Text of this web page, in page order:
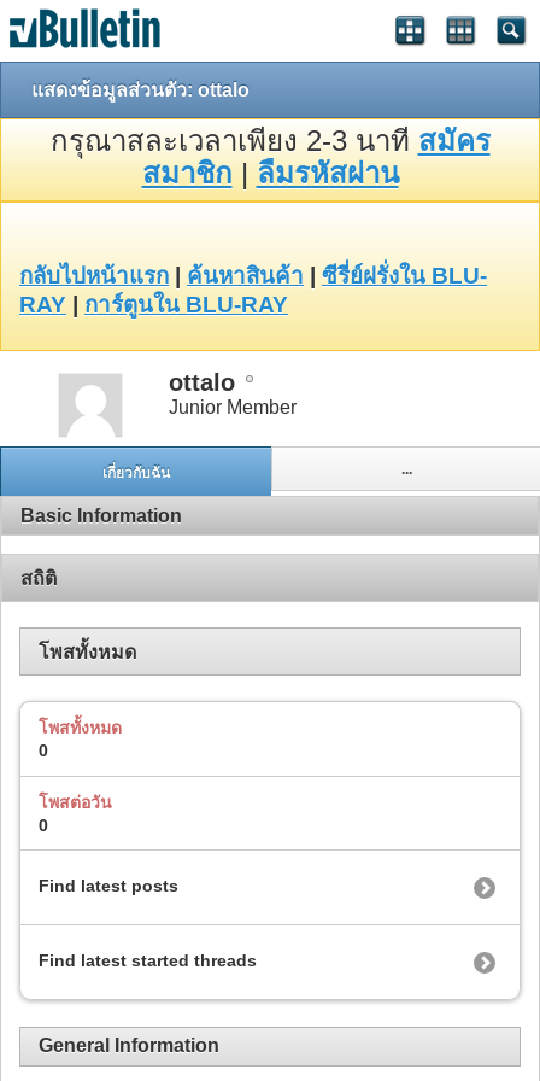
แสดงข้อมูลส่วนตัว: ottalo
กรุณาสละเวลาเพียง 2-3 นาที สมัคร
สมาชิก | ลืมรหัสผ่าน
กลับไปหน้าแรก ค้นหาสินค้า
ซีรี่ย์ฝรั่งใน BLU-
RAY
การ์ตูนใน BLU-RAY
ottalo
Junior Member
เกี่ยวกับฉัน ...
Basic Information
สถิติ
โพสทั้งหมด
โพสทั้งหมด
0
โพสต่อวัน
0
Find latest posts
Find latest started threads
General Information